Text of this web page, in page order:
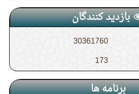
بازدید کنندگان
30361760
173
برنامه ها